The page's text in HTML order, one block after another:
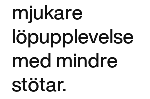
mjukare
löpupplevelse
med mindre
stötar.